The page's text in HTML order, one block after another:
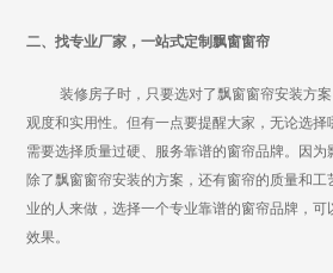
二、找专业厂家，一站式定制飘窗窗帘
装修房子时，只要选对了飘窗窗帘安装方
观度和实用性。但有一点要提醒大家，无论选
需要选择质量过硬、服务靠谱的窗帘品牌。因为
除了飘窗窗帘安装的方案，还有窗帘的质量和
业的人来做，选择一个专业靠谱的窗帘品牌，可
效果。